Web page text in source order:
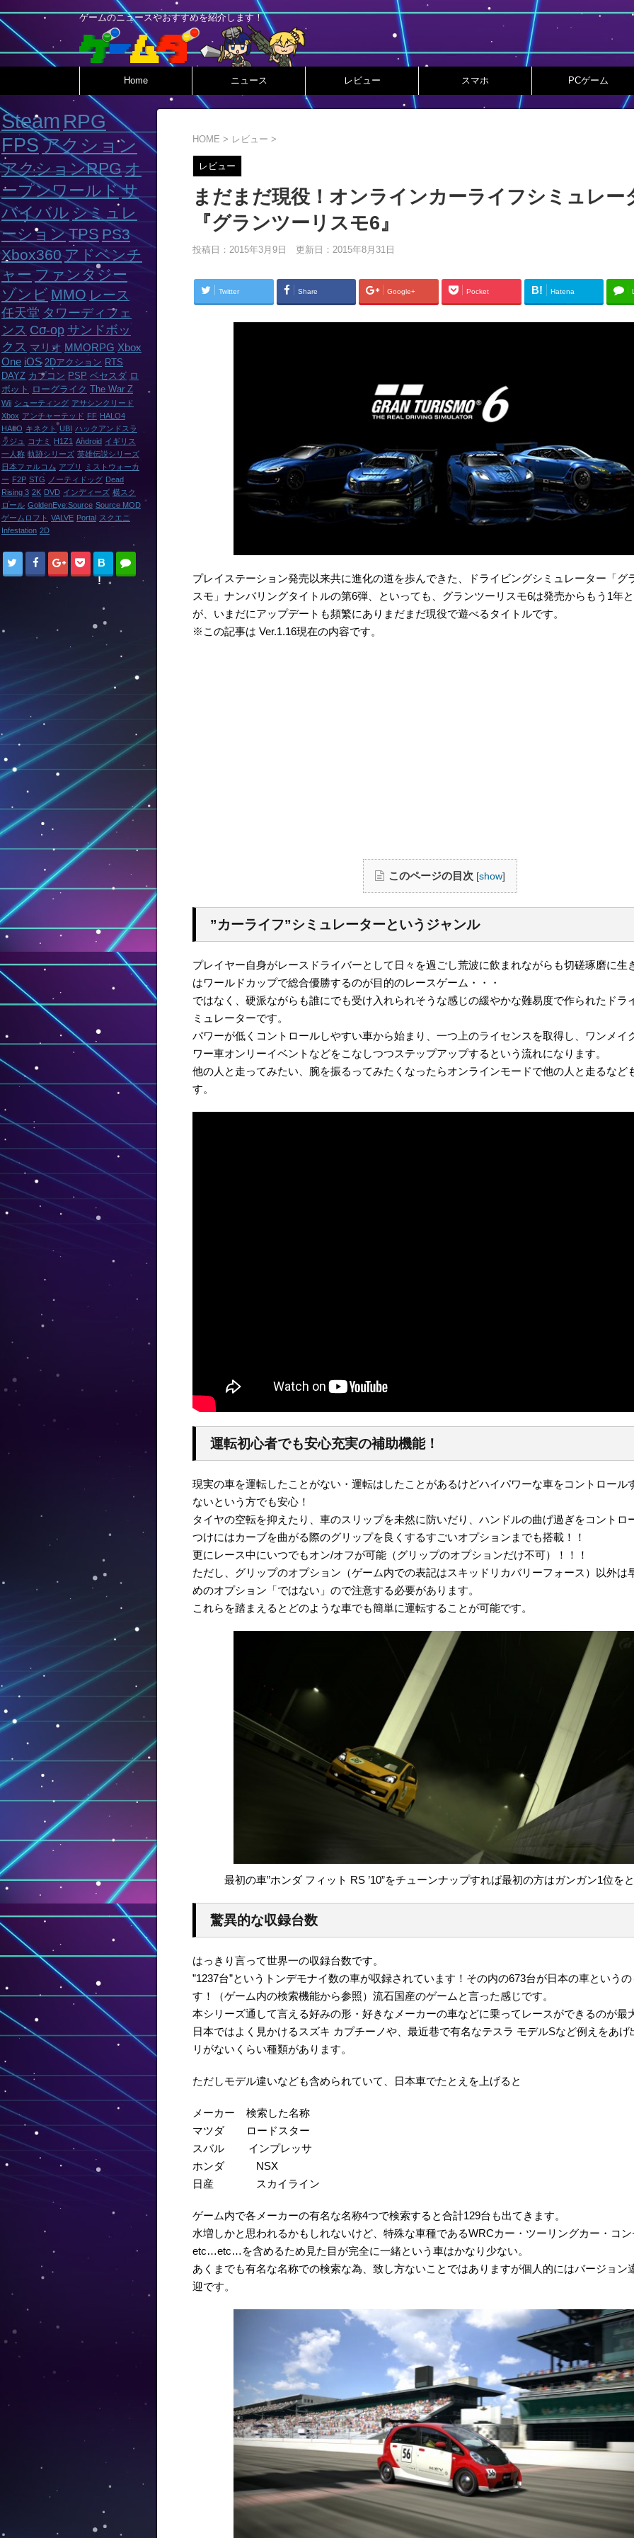
ゲームのニュースやおすすめを紹介します！
Home ニュース レビュー スマホ PCゲーム
HOME > レビュー >
レビュー
まだまだ現役！オンラインカーライフシミュレー
『グランツーリスモ6』
投稿日：2015年3月9日 更新日： 2015年8月31日
Twitter Share Google+ Pocket B! Hatena
プレイステーション発売以来共に進化の道を歩んできた、ドライビングシミュレーター「グ
スモ」ナンバリングタイトルの第6弾、といっても、グランツーリスモ6は発売からもう1年
が、いまだにアップデートも頻繁にありまだまだ現役で遊べるタイトルです。
※この記事は Ver.1.16現在の内容です。
このページの目次 [show]
”カーライフ”シミュレーターというジャンル
プレイヤー自身がレースドライバーとして日々を過ごし荒波に飲まれながらも切磋琢磨に生
はワールドカップで総合優勝するのが目的のレースゲーム・・・
ではなく、硬派ながらも誰にでも受け入れられそうな感じの緩やかな難易度で作られたドラ
ミュレーターです。
パワーが低くコントロールしやすい車から始まり、一つ上のライセンスを取得し、ワンメイ
ワー車オンリーイベントなどをこなしつつステップアップするという流れになります。
他の人と走ってみたい、腕を振るってみたくなったらオンラインモードで他の人と走るなど
す。
運転初心者でも安心充実の補助機能！
現実の車を運転したことがない・運転はしたことがあるけどハイパワーな車をコントロール
ないという方でも安心！
タイヤの空転を抑えたり、車のスリップを未然に防いだり、ハンドルの曲げ過ぎをコントロ
つけにはカーブを曲がる際のグリップを良くするすごいオプションまでも搭載！！
更にレース中にいつでもオン/オフが可能（グリップのオプションだけ不可）！！！
ただし、グリップのオプション（ゲーム内での表記はスキッドリカバリーフォース）以外は
めのオプション「ではない」ので注意する必要があります。
これらを踏まえるとどのような車でも簡単に運転することが可能です。
最初の車”ホンダ フィット RS ’10”をチューンナップすれば最初の方はガンガン1位を
驚異的な収録台数
はっきり言って世界一の収録台数です。
”1237台”というトンデモナイ数の車が収録されています！その内の673台が日本の車という
す！（ゲーム内の検索機能から参照）流石国産のゲームと言った感じです。
本シリーズ通して言える好みの形・好きなメーカーの車などに乗ってレースができるのが最
日本ではよく見かけるスズキ カプチーノや、最近巷で有名なテスラ モデルSなど例えをあげ
リがないくらい種類があります。
ただしモデル違いなども含められていて、日本車でたとえを上げると
メーカー 検索した名称
マツダ ロードスター
スバル インプレッサ
ホンダ NSX
日産 スカイライン
ゲーム内で各メーカーの有名な名称4つで検索すると合計129台も出てきます。
水増しかと思われるかもしれないけど、特殊な車種であるWRCカー・ツーリングカー・コ
etc…etc…を含めるため見た目が完全に一緒という車はかなり少ない。
あくまでも有名な名称での検索な為、致し方ないことではありますが個人的にはバージョン
迎です。
Steam RPG
FPSアクション
アクションRPGオ
ープンワールドサ
バイバル シミュレ
ーションTPS PS3
Xbox360 アドベンチ
ャー ファンタジー
ゾンビ MMO レース
任天堂 タワーディフェ
ンス Co-op サンドボッ
クス マリオ MMORPG Xbox
One iOS 2Dアクション RTS
DAYZ カプコン PSP ベセスダ ロ
ボット ローグライク The War Z
Wii シューティング アサシンクリード
Xbox アンチャーテッド FF HALO4
HALO キネクト UBI ハックアンドスラ
ッシュ
コナミ H1Z1 Android イギリス
一人称 軌跡シリーズ 英雄伝説シリーズ
日本ファルコム アプリ
ミストウォーカ
ー F2P STG ノーティドッグ Dead
Rising 3 2K DVD インディーズ 横スク
ロール GoldenEye:Source Source MOD
ゲームロフト VALVE Portal スクエニ
Infestation 2D
B
!